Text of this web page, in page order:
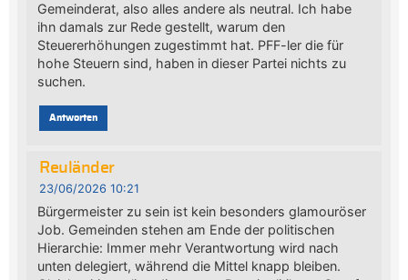
Gemeinderat, also alles andere als neutral. Ich habe
ihn damals zur Rede gestellt, warum den
Steuererhöhungen zugestimmt hat. PFF-ler die für
hohe Steuern sind, haben in dieser Partei nichts zu
suchen.
Antworten
Reuländer
23/06/2026 10:21
Bürgermeister zu sein ist kein besonders glamouröser
Job. Gemeinden stehen am Ende der politischen
Hierarchie: Immer mehr Verantwortung wird nach
unten delegiert, während die Mittel knapp bleiben.